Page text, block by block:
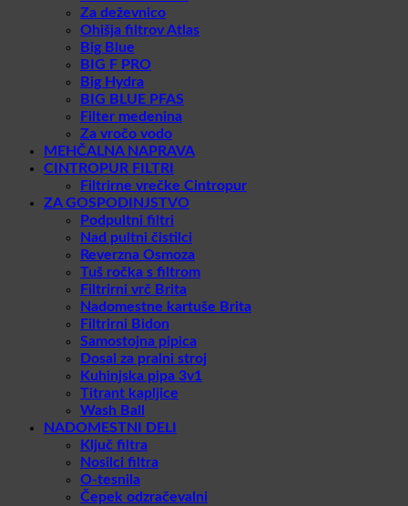
Za deževnico
Ohišja filtrov Atlas
Big Blue
BIG F PRO
Big Hydra
BIG BLUE PFAS
Filter medenina
Za vročo vodo
MEHČALNA NAPRAVA
CINTROPUR FILTRI
Filtrirne vrečke Cintropur
ZA GOSPODINJSTVO
Podpultni filtri
Nad pultni čistilci
Reverzna Osmoza
Tuš ročka s filtrom
Filtrirni vrč Brita
Nadomestne kartuše Brita
Filtrirni Bidon
Samostojna pipica
Dosal za pralni stroj
Kuhinjska pipa 3v1
Titrant kapljice
Wash Ball
NADOMESTNI DELI
Ključ filtra
Nosilci filtra
O-tesnila
Čepek odzračevalni